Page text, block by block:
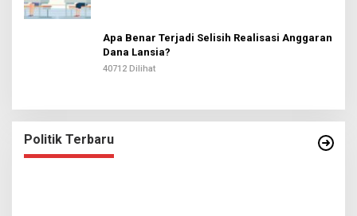
Apa Benar Terjadi Selisih Realisasi Anggaran
Dana Lansia?
40712 Dilihat
Politik Terbaru